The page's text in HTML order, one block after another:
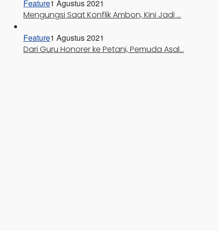
Feature1 Agustus 2021
Mengungsi Saat Konflik Ambon, Kini Jadi …
Feature1 Agustus 2021
Dari Guru Honorer ke Petani, Pemuda Asal…